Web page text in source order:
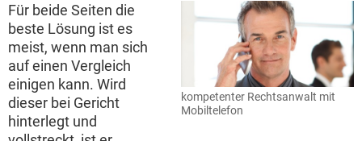
kompetenter Rechtsanwalt mit
Mobiltelefon
Für beide Seiten die
beste Lösung ist es
meist, wenn man sich
auf einen Vergleich
einigen kann. Wird
dieser bei Gericht
hinterlegt und